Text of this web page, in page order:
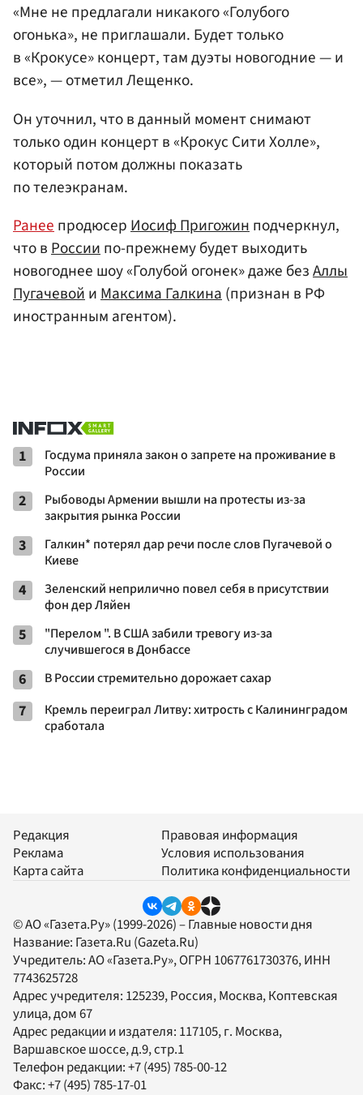
«Мне не предлагали никакого «Голубого
огонька», не приглашали. Будет только
в «Крокусе» концерт, там дуэты новогодние — и
все», — отметил Лещенко.
Он уточнил, что в данный момент снимают
только один концерт в «Крокус Сити Холле»,
который потом должны показать
по телеэкранам.
РанеепродюсерИосиф Пригожинподчеркнул,
что вРоссиипо-прежнему будет выходить
новогоднее шоу «Голубой огонек» даже безАллы
ПугачевойиМаксима Галкина(признан в РФ
иностранным агентом).
1
Госдума приняла закон о запрете на проживание в
России
2
Рыбоводы Армении вышли на протесты из-за
закрытия рынка России
3
Галкин* потерял дар речи после слов Пугачевой о
Киеве
4
Зеленский неприлично повел cебя в присутствии
фон дер Ляйен
5
"Перелом ". В США забили тревогу из-за
случившегося в Донбассе
6 В России стремительно дорожает сахар
7
Кремль переиграл Литву: хитрость с Калининградом
сработала
Редакция
Реклама
Карта сайта
Правовая информация
Условия использования
Политика конфиденциальности
© АО «Газета.Ру» (1999-2026) – Главные новости дня
Название: Газета.Ru (Gazeta.Ru)
Учредитель:АО «Газета.Ру», ОГРН 1067761730376, ИНН
7743625728
Адрес учредителя: 125239, Россия, Москва, Коптевская
улица, дом 67
Адрес редакции и издателя: 117105, г. Москва,
Варшавское шоссе, д.9, стр.1
Телефон редакции:+7 (495) 785-00-12
Факс:+7 (495) 785-17-01